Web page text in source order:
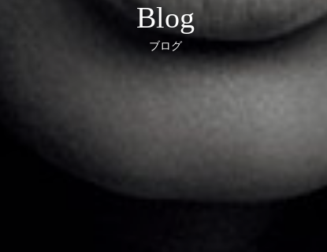
Blog
ブログ